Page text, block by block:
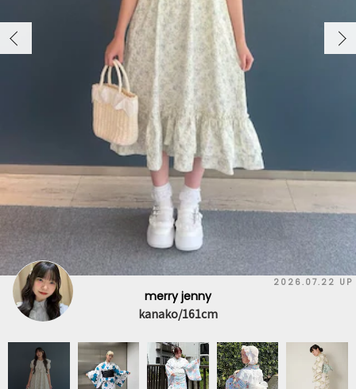
2026.07.22 UP
merry jenny
kanako/161cm